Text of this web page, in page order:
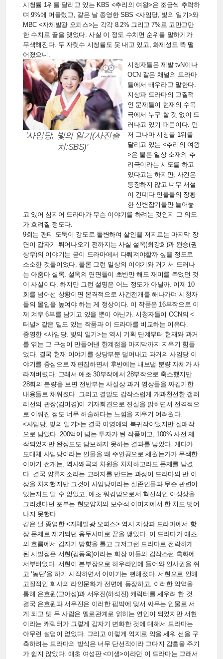
시청률 1위를 달리고 있는 KBS <추리의 여왕>은 조금씩 추락하
며 9%에 머물렀고, 같은 날 종영한 SBS <사임당, 빛의 일기>와
MBC <자체발광 오피스>는 각각 8.2% 그리고 7%로 고만고만
한 수치로 끝을 맺었다. 사실 이 정도 수치면 순위를 말하기가
무색해진다. 두 자릿수 시청률도 못 내고 있고, 화제성도 뚝 떨
어졌으니.
'사임당, 빛의 일기(사진출
처:SBS)'
시청자들은 제발 tvN이나
OCN 같은 채널의 드라마
들에서 배우라고 말한다.
지상파 드라마의 고질적
인 문제들이 현재의 수목
극에서 누구 할 것 없이 드
러나고 있기 때문이다. 먼
저 그나마 시청률 1위를
달리고 있는 <추리의 여왕
>은 물론 일상 소재의 추
리극이라는 시도를 하고
있다고는 하지만, 사건은
등장하지 않고 너무 서설
이 긴데다 인물들의 장황
한 신변잡기들만 늘어놓
고 있어 심지어 드라마가 무슨 이야기를 하려는 것인지 그 의도
가 흐려질 정도다.
9회는 팬티 도둑이 강도로 돌변하여 살인을 저지르는 마지막 장
면이 갑자기 튀어나오기 전까지는 사실 설옥(최강희)과 완승(권
상우)의 이야기는 굳이 드라마에서 다뤄져야할까 싶을 정도로
소소한 것들이었다. 물론 그런 일상의 이야기와 거기서 드러나
는 아줌마 셜록, 설옥의 면면들이 초반만 해도 재미를 주었던 것
이 사실이다. 하지만 그런 설명은 어느 정도가 아닐까. 이제 10
회를 넘어선 상황이면 본격적으로 사건전개를 해나가며 시청자
들의 몰입을 높여야 하는 게 정상이다. 이 작품은 16부작으로 이
제 겨우 6부를 남기고 있을 뿐이 아닌가. 시청자들이 OCN의 <
터널> 같은 밀도 있는 작품과 이 드라마를 비교하는 이유다.
종영한 <사임당, 빛의 일기>는 역시 기획 단계부터 현재와 과거
를 엮는 그 구성이 만들어낸 한계점을 마지막까지 지우기 힘들
었다. 결국 현재 이야기를 상당부분 덜어내고 과거의 사임당 이
야기를 중심으로 재편집하면서 후반에는 내보낼 분량 자체가 사
라져버렸다. 그래서 애초 30부작에서 28부작으로 축소했지만
28회의 분량을 보면 전반부는 사실상 과거 영상들을 짜깁기한
내용들로 채워졌다. 그리고 결말도 갑작스럽게 개과천선한 갤러
리선의 관장(김미경)이 기자회견으로 진실을 밝히면서 전격적으
로 이뤄진 점도 너무 허술하다는 느낌을 지우기 어려웠다.
<사임당, 빛의 일기>는 결국 이영애의 복귀작이었지만 실패작
으로 남았다. 200억이 넘는 투자가 된 작품이고, 100% 사전 제
작되었지만 완성도도 담보하지 못하는 결과를 낳았다. 게다가
도대체 사임당이라는 인물을 왜 주인공으로 세웠는가가 무색한
이야기 전개는, 역사왜곡의 차원을 차치하고라도 문제를 남겼
다. 결국 양류지소라는 고려지를 만드는 과정이 드라마의 반 이
상을 차지했지만 그것이 사임당이라는 실존인물과 무슨 관련이
있는지도 알 수 없었고, 애초 워킹맘으로서 혁신적인 여성상을
그리겠다던 포부는 현모양처의 보수적 이미지에서 한 치도 벗어
나지 못했다.
같은 날 종영한 <자체발광 오피스> 역시 지상파 드라마에서 항
상 문제로 제기되던 용두사미로 끝을 맺었다. 이 드라마가 애초
의 흐름에서 갑자기 방향을 틀고 그저그런 드라마로 전락하게
된 시발점은 서현(김동욱)이라는 회장 아들의 갑작스런 흑화에
서부터였다. 서현이 본부장으로 하우라인에 들어와 인사권을 쥐
고 ‘농단’을 하기 시작하면서 이야기는 뻔해졌다. 서현으로 인해
고질적인 회사의 라인문화가 전면에 등장하고, 이러한 악역을
통해 은호원(고아성)과 서우진(하석진) 캐릭터를 세우려 한 것.
결국 은호원과 서우진은 이러한 핍박에 맞서 싸우는 인물로 서
게 되고 또 두 사람은 멜로관계로 얽히는 연인이 되었지만 서현
이라는 캐릭터가 그렇게 갑자기 변화한 것에 대해서 드라마는
아무런 설명이 없었다. 그리고 이렇게 억지로 악을 세워 선을 구
축하려는 드라마의 방식은 너무 단선적이라 그다지 감흥을 주기
가 쉽지 않았다. 애초 여성판 <미생>이라던 이 드라마는 그래서